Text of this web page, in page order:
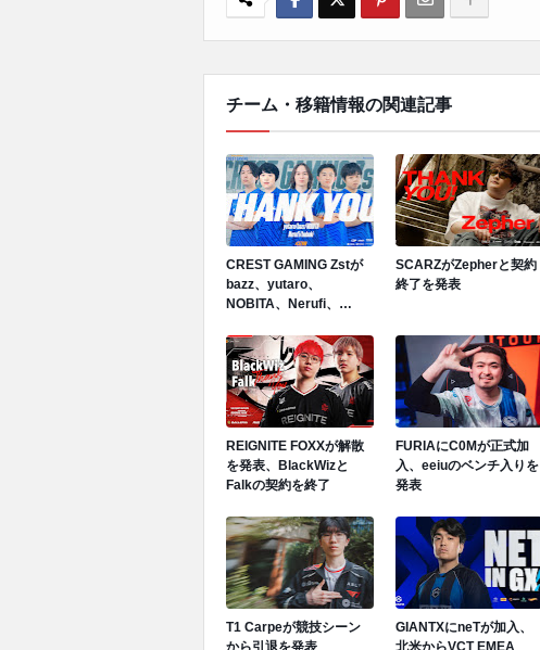
チーム・移籍情報の関連記事
CREST GAMING Zstが
bazz、yutaro、
NOBITA、Nerufi、
SCARZがZepherと契約
終了を発表
REIGNITE FOXXが解散
を発表、BlackWizと
Falkの契約を終了
FURIAにC0Mが正式加
入、eeiuのベンチ入りを
発表
T1 Carpeが競技シーン
から引退を発表
GIANTXにneTが加入、
北米からVCT EMEA